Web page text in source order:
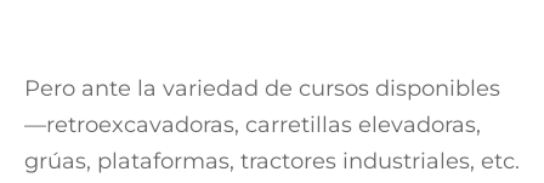
Pero ante la variedad de cursos disponibles
—retroexcavadoras, carretillas elevadoras,
grúas, plataformas, tractores industriales, etc.